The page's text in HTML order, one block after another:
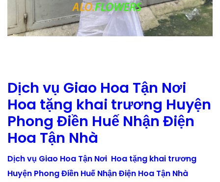
Dịch vụ Giao Hoa Tận Nơi
Hoa tặng khai trương Huyện
Phong Điền Huế Nhận Điện
Hoa Tận Nhà
Dịch vụ Giao Hoa Tận Nơi Hoa tặng khai trương
Huyện Phong Điền Huế Nhận Điện Hoa Tận Nhà